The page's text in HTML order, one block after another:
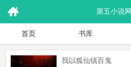
第五小说网
首页 书库
我以狐仙镇百鬼